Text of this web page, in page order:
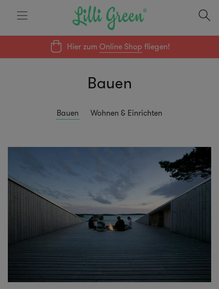
Hier zumOnline Shop fliegen!
Bauen
Bauen Wohnen & Einrichten